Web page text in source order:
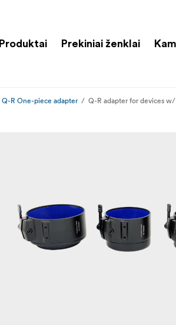
Produktai Prekiniai ženklai
Q-R One-piece adapter Q-R adapter for devices